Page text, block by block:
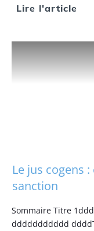
Lire l'article
Le jus cogens
sanction
Sommaire Titre
ddddddddddd